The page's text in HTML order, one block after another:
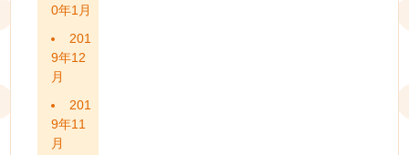
0年1月
201
9年12
月
201
9年11
月